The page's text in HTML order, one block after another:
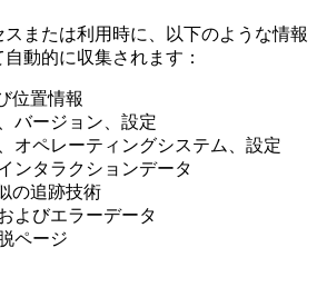
または利用時に、以下のような情報
動的に収集されます：
位置情報
バージョン、設定
オペレーティングシステム、設定
ンタラクションデータ
の追跡技術
よびエラーデータ
ページ